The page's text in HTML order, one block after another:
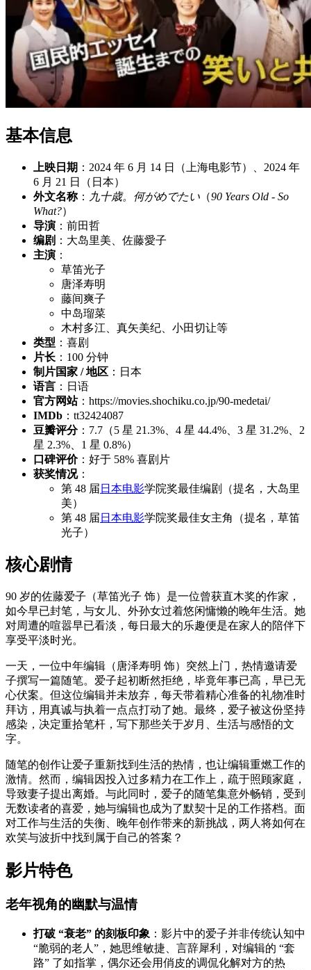
基本信息
上映日期 ：2024 年 6 月 14 日（上海电影节）、2024 年
6 月 21 日（日本）
外文名称： 九十歳。何がめでたい （90 Years Old - So
What?）
导演 ：前田哲
编剧 ：大岛里美、佐藤愛子
主演 ：
草笛光子
唐泽寿明
藤间爽子
中岛瑠菜
木村多江、真矢美纪、小田切让等
类型 ：喜剧
片长 ：100 分钟
制片国家 / 地区 ：日本
语言 ：日语
官方网站：https://movies.shochiku.co.jp/90-medetai/
IMDb ：tt32424087
豆瓣评分：7.7（5 星 21.3%、4 星 44.4%、3 星 31.2%、2
星 2.3%、1 星 0.8%）
口碑评价：好于 58% 喜剧片
获奖情况：
第 48 届 日本电影学院奖最佳编剧（提名，大岛里
美）
第 48 届 日本电影学院奖最佳女主角（提名，草笛
光子）
核心剧情
90 岁的佐藤爱子（草笛光子 饰）是一位曾获直木奖的作家，
如今早已封笔，与女儿、外孙女过着悠闲慵懒的晚年生活。她
对周遭的喧嚣早已看淡，每日最大的乐趣便是在家人的陪伴下
享受平淡时光。
一天，一位中年编辑（唐泽寿明 饰）突然上门，热情邀请爱
子撰写一篇随笔。爱子起初断然拒绝，毕竟年事已高，早已无
心伏案。但这位编辑并未放弃，每天带着精心准备的礼物准时
拜访，用真诚与执着一点点打动了她。最终，爱子被这份坚持
感染，决定重拾笔杆，写下那些关于岁月、生活与感悟的文
字。
随笔的创作让爱子重新找到生活的热情，也让编辑重燃工作的
激情。然而，编辑因投入过多精力在工作上，疏于照顾家庭，
导致妻子提出离婚。与此同时，爱子的随笔集意外畅销，受到
无数读者的喜爱，她与编辑也成为了默契十足的工作搭档。面
对工作与生活的失衡、晚年创作带来的新挑战，两人将如何在
欢笑与波折中找到属于自己的答案？
影片特色
老年视角的幽默与温情
打破 “衰老” 的刻板印象 ：影片中的爱子并非传统认知中
“脆弱的老人”，她思维敏捷、言辞犀利，对编辑的 “套
路” 了如指掌，偶尔还会用俏皮的调侃化解对方的热